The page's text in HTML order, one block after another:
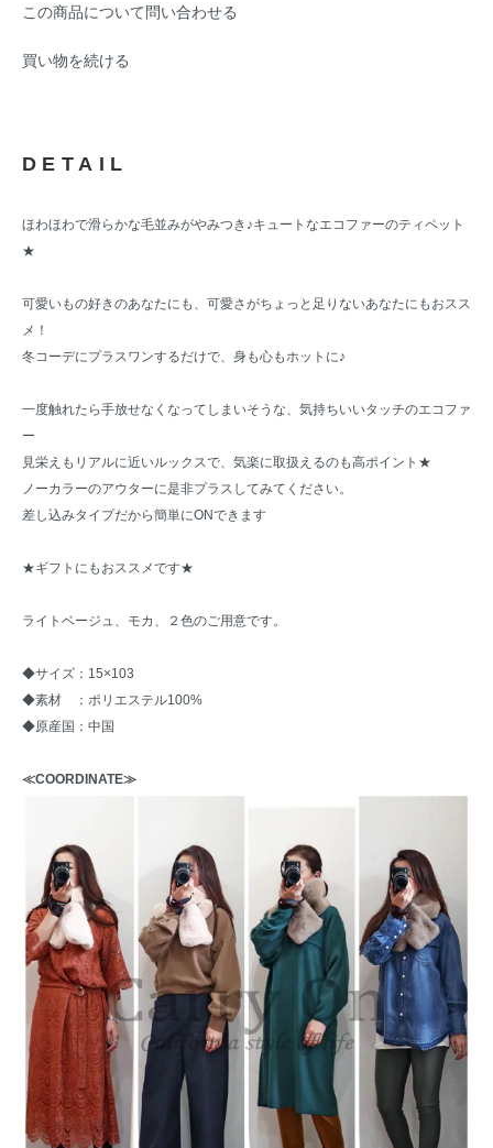
この商品について問い合わせる
買い物を続ける
DETAIL
ほわほわで滑らかな毛並みがやみつき♪キュートなエコファーのティペット
★
可愛いもの好きのあなたにも、可愛さがちょっと足りないあなたにもおスス
メ！
冬コーデにプラスワンするだけで、身も心もホットに♪
一度触れたら手放せなくなってしまいそうな、気持ちいいタッチのエコファ
ー
見栄えもリアルに近いルックスで、気楽に取扱えるのも高ポイント★
ノーカラーのアウターに是非プラスしてみてください。
差し込みタイプだから簡単にONできます
★ギフトにもおススメです★
ライトベージュ、モカ、２色のご用意です。
◆サイズ：15×103
◆素材 ：ポリエステル100%
◆原産国：中国
≪COORDINATE≫